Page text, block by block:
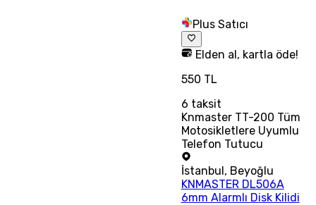
Plus Satıcı
Elden al, kartla öde!
550 TL
6 taksit
Knmaster TT-200 Tüm
Motosikletlere Uyumlu
Telefon Tutucu
İstanbul, Beyoğlu
KNMASTER DL506A
6mm Alarmlı Disk Kilidi